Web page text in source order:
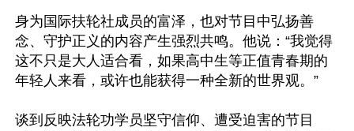
身为国际扶轮社成员的富泽，也对节目中弘扬善
念、守护正义的内容产生强烈共鸣。他说：“我觉得
这不只是大人适合看，如果高中生等正值青春期的
年轻人来看，或许也能获得一种全新的世界观。”
谈到反映法轮功学员坚守信仰、遭受迫害的节目